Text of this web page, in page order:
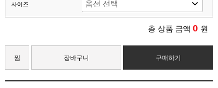
사이즈
총 상품 금액 0 원
찜 장바구니 구매하기